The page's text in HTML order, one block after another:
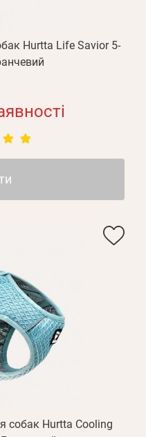
Hurtta Life Savior 5-
собак Hurtta Cooling